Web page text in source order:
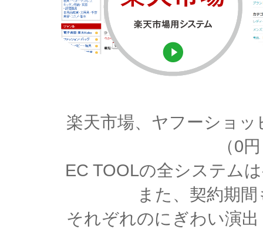
楽天市場、ヤフーショ
（0
EC TOOLの全システム
また、契約期
それぞれのにぎわい演